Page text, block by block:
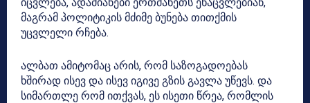
მაგრამ პოლიტიკის მძიმე ბუნება თითქმის
უცვლელი რჩება.
ალბათ ამიტომაც არის, რომ საზოგადოებას
ხშირად ისევ და ისევ იგივე გზის გავლა უწევს. და
სიმართლე რომ ითქვას, ეს ისეთი წრეა, რომლის